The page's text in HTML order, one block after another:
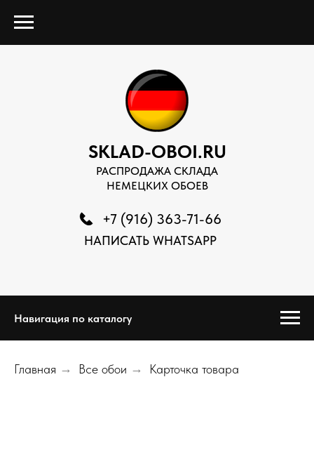
SKLAD-OBOI.RU
РАСПРОДАЖА СКЛАДА
НЕМЕЦКИХ ОБОЕВ
+7 (916) 363-71-66
НАПИСАТЬ WHATSAPP
Навигация по каталогу
Главная → Все обои → Карточка товара